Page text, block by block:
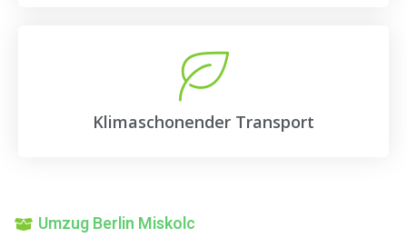
Klimaschonender Transport
Umzug Berlin Miskolc